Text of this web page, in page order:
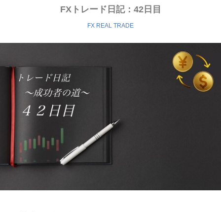
FXトレード日記：42日目
FX REAL TRADE